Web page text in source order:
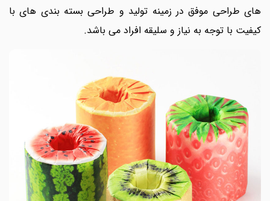
های طراحی موفق در زمینه تولید و طراحی بسته بندی های با
کیفیت با توجه به نیاز و سلیقه افراد می باشد.